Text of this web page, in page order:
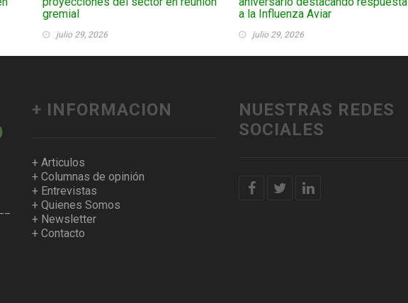
gremial
julio 29, 2026
a la Influenza Aviar
julio 29, 2026
+ INFORMACION
+ Articulos
+ Columnas de opinión
+ Entrevistas
+ Quienes Somos
+ Newsletter
+ Contacto
NUESTRAS REDES
SOCIALES